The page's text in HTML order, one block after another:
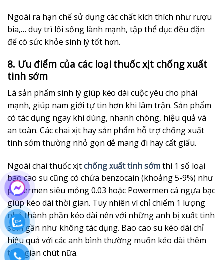
Ngoài ra hạn chế sử dụng các chất kích thích như rượu
bia,… duy trì lối sống lành mạnh, tập thể dục đều đặn
để có sức khỏe sinh lý tốt hơn.
8. Ưu điểm của các loại thuốc xịt chống xuất
tinh sớm
Là sản phẩm sinh lý giúp kéo dài cuộc yêu cho phái
mạnh, giúp nam giới tự tin hơn khi lâm trận. Sản phẩm
có tác dụng ngay khi dùng, nhanh chóng, hiệu quả và
an toàn. Các chai xịt hay sản phẩm hỗ trợ chống xuất
tinh sớm thường nhỏ gọn dễ mang đi hay cất giấu.
Ngoài chai thuốc xịtchống xuất tinh sớmthì 1 số loại
bao cao su cũng có chứa benzocain (khoảng 5-9%) như
powermen siêu mỏng 0.03 hoặc Powermen cá ngựa bạc
giúp kéo dài thời gian. Tuy nhiên vì chỉ chiếm 1 lượng
nhỏ thành phần kéo dài nên với những anh bị xuất tinh
sớm gần như không tác dụng. Bao cao su kéo dài chỉ
hiệu quả với các anh bình thường muốn kéo dài thêm
thời gian chút nữa.